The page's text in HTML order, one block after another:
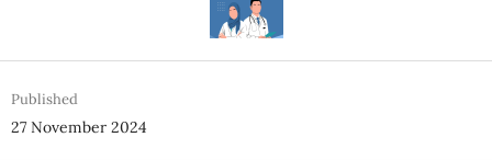
Published
27 November 2024